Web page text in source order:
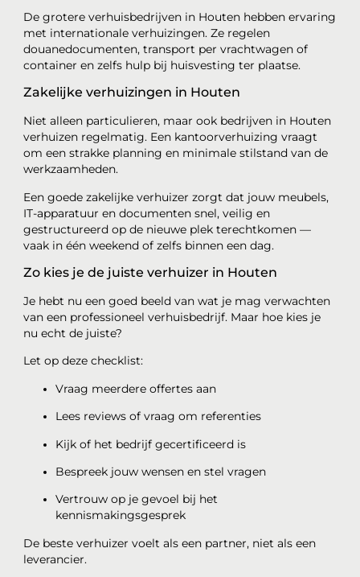
De grotere verhuisbedrijven in Houten hebben ervaring
met internationale verhuizingen. Ze regelen
douanedocumenten, transport per vrachtwagen of
container en zelfs hulp bij huisvesting ter plaatse.
Zakelijke verhuizingen in Houten
Niet alleen particulieren, maar ook bedrijven in Houten
verhuizen regelmatig. Een kantoorverhuizing vraagt
om een strakke planning en minimale stilstand van de
werkzaamheden.
Een goede zakelijke verhuizer zorgt dat jouw meubels,
IT-apparatuur en documenten snel, veilig en
gestructureerd op de nieuwe plek terechtkomen —
vaak in één weekend of zelfs binnen een dag.
Zo kies je de juiste verhuizer in Houten
Je hebt nu een goed beeld van wat je mag verwachten
van een professioneel verhuisbedrijf. Maar hoe kies je
nu echt de juiste?
Let op deze checklist:
Vraag meerdere offertes aan
Lees reviews of vraag om referenties
Kijk of het bedrijf gecertificeerd is
Bespreek jouw wensen en stel vragen
Vertrouw op je gevoel bij het
kennismakingsgesprek
De beste verhuizer voelt als een partner, niet als een
leverancier.